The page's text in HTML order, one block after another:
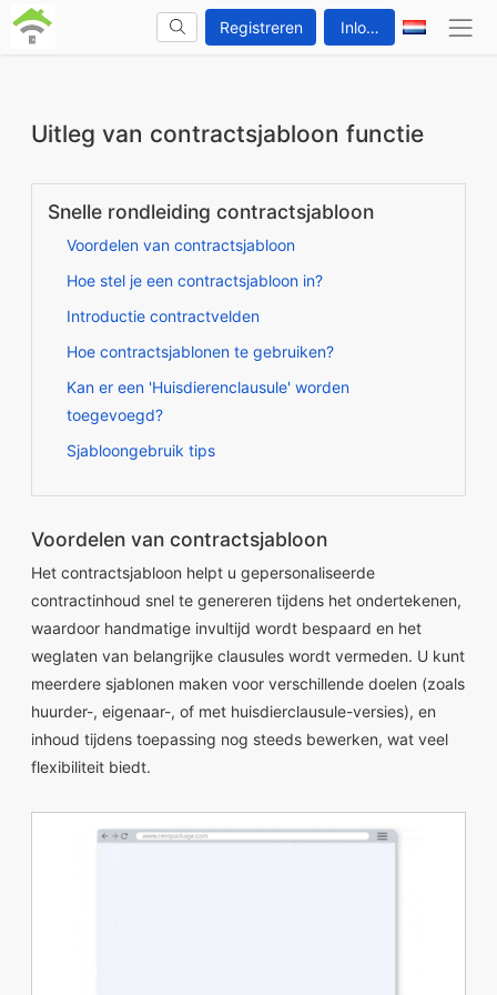
Registreren Inloggen
Uitleg van contractsjabloon functie
Snelle rondleiding contractsjabloon
Voordelen van contractsjabloon
Hoe stel je een contractsjabloon in?
Introductie contractvelden
Hoe contractsjablonen te gebruiken?
Kan er een 'Huisdierenclausule' worden
toegevoegd?
Sjabloongebruik tips
Voordelen van contractsjabloon
Het contractsjabloon helpt u gepersonaliseerde
contractinhoud snel te genereren tijdens het ondertekenen,
waardoor handmatige invultijd wordt bespaard en het
weglaten van belangrijke clausules wordt vermeden. U kunt
meerdere sjablonen maken voor verschillende doelen (zoals
huurder-, eigenaar-, of met huisdierclausule-versies), en
inhoud tijdens toepassing nog steeds bewerken, wat veel
flexibiliteit biedt.